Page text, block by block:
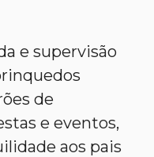
e supervisão
de
e eventos,
aos pais